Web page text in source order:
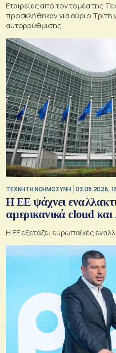
Εταιρείες από τον τομέα της
προσκλήθηκαν για αύριο
αυτορρύθμισης
TΕΧΝΗΤΗ ΝΟΗΜΟΣΥΝΗ 03.08.2026,
Η ΕΕ ψάχνει
αμερικανικά cloud
Η ΕΕ εξετάζει ευρωπαϊκές